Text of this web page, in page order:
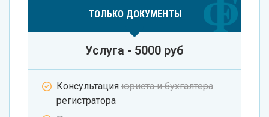
ТОЛЬКО ДОКУМЕНТЫ
Услуга - 5000 руб
Консультация юриста и бухгалтера
регистратора